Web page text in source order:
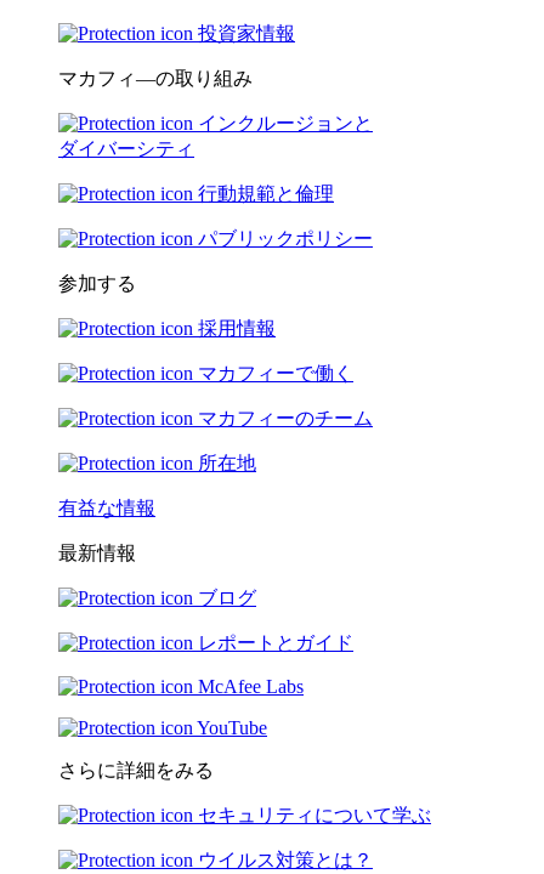
投資家情報
マカフィ―の取り組み
インクルージョンと
ダイバーシティ
行動規範と倫理
パブリックポリシー
参加する
採用情報
マカフィーで働く
マカフィーのチーム
所在地
有益な情報
最新情報
ブログ
レポートとガイド
McAfee Labs
YouTube
さらに詳細をみる
セキュリティについて学ぶ
ウイルス対策とは？